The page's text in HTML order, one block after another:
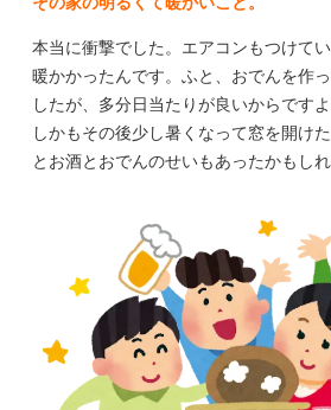
本当に衝撃でした。エアコンもつけて
暖かかったんです。ふと、おでんを作
したが、多分日当たりが良いからですよ
しかもその後少し暑くなって窓を開け
とお酒とおでんのせいもあったかもし